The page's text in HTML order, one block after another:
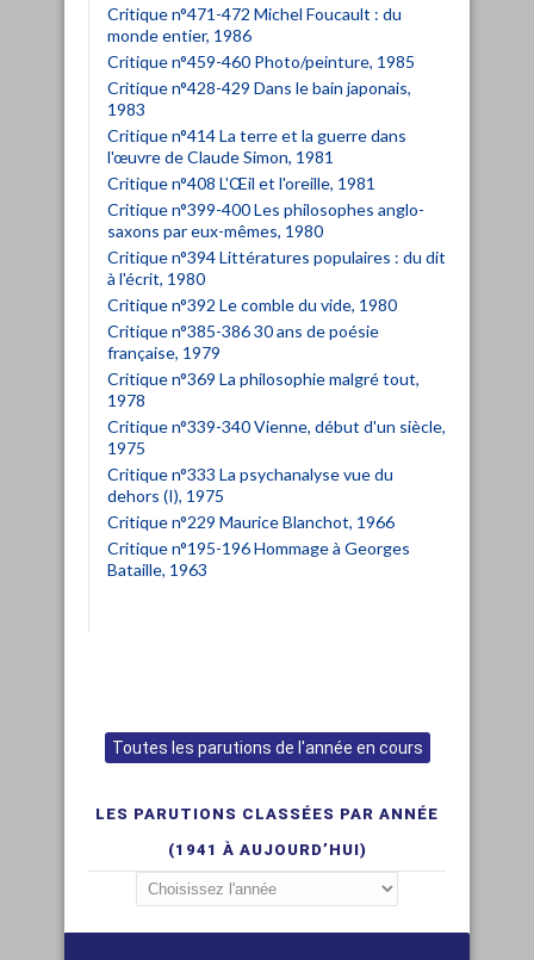
Critique n°471-472 Michel Foucault : du
monde entier, 1986
Critique n°459-460 Photo/peinture, 1985
Critique n°428-429 Dans le bain japonais,
1983
Critique n°414 La terre et la guerre dans
l'œuvre de Claude Simon, 1981
Critique n°408 L'Œil et l'oreille, 1981
Critique n°399-400 Les philosophes anglo-
saxons par eux-mêmes, 1980
Critique n°394 Littératures populaires : du dit
à l'écrit, 1980
Critique n°392 Le comble du vide, 1980
Critique n°385-386 30 ans de poésie
française, 1979
Critique n°369 La philosophie malgré tout,
1978
Critique n°339-340 Vienne, début d'un siècle,
1975
Critique n°333 La psychanalyse vue du
dehors (I), 1975
Critique n°229 Maurice Blanchot, 1966
Critique n°195-196 Hommage à Georges
Bataille, 1963
Toutes les parutions de l'année en cours
LES PARUTIONS CLASSÉES PAR ANNÉE
(1941 À AUJOURD’HUI)